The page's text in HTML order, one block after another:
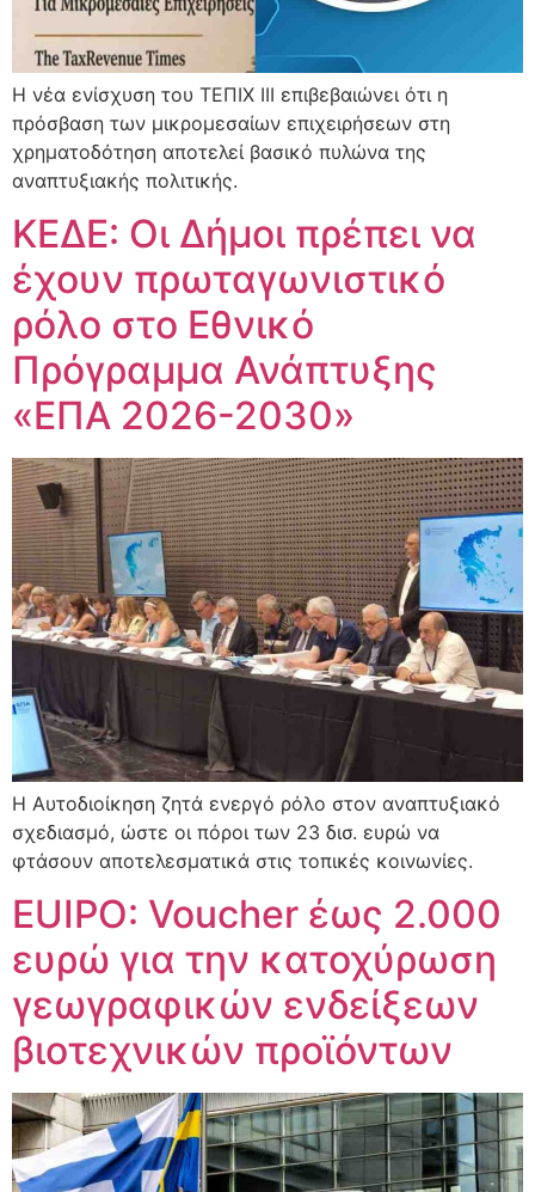
Η νέα ενίσχυση του ΤΕΠΙΧ ΙΙΙ επιβεβαιώνει ότι η
πρόσβαση των μικρομεσαίων επιχειρήσεων στη
χρηματοδότηση αποτελεί βασικό πυλώνα της
αναπτυξιακής πολιτικής.
ΚΕΔΕ: Οι Δήμοι πρέπει να
έχουν πρωταγωνιστικό
ρόλο στο Εθνικό
Πρόγραμμα Ανάπτυξης
«ΕΠΑ 2026-2030»
Η Αυτοδιοίκηση ζητά ενεργό ρόλο στον αναπτυξιακό
σχεδιασμό, ώστε οι πόροι των 23 δισ. ευρώ να
φτάσουν αποτελεσματικά στις τοπικές κοινωνίες.
EUIPO: Voucher έως 2.000
ευρώ για την κατοχύρωση
γεωγραφικών ενδείξεων
βιοτεχνικών προϊόντων